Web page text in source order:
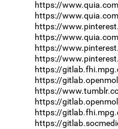
https://
https://
https://
https://
https://
https://
https://
https://
https://
https://
https://
https://